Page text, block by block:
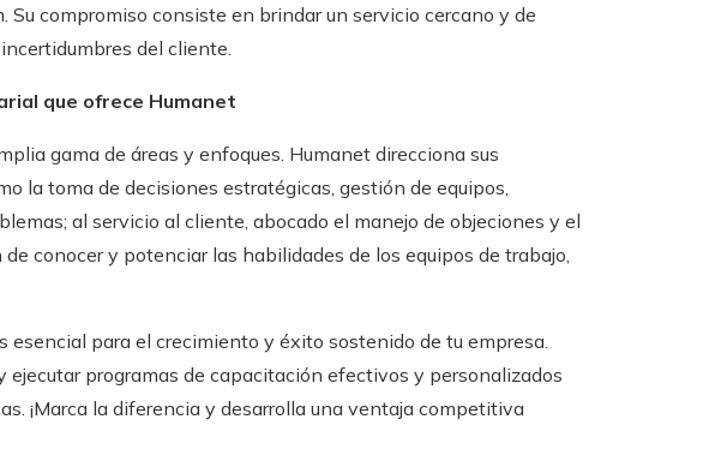
Su compromiso consiste en brindar un servicio cercano y de
del cliente.
que ofrece Humanet
gama de áreas y enfoques. Humanet direcciona sus
la toma de decisiones estratégicas, gestión de equipos,
al servicio al cliente, abocado el manejo de objeciones y el
conocer y potenciar las habilidades de los equipos de trabajo,
esencial para el crecimiento y éxito sostenido de tu empresa.
ejecutar programas de capacitación efectivos y personalizados
¡Marca la diferencia y desarrolla una ventaja competitiva